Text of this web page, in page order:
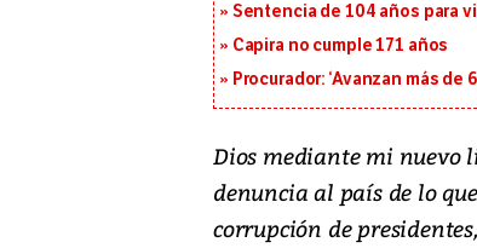
Sentencia de 104 años para
Capira no cumple 171 años
Procurador: ‘Avanzan más de
Dios mediante mi nuevo
denuncia al país de lo
corrupción de